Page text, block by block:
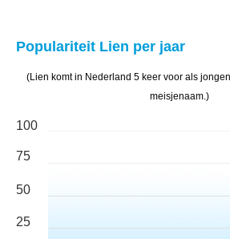
Populariteit Lien per jaar
(Lien komt in Nederland 5 keer voor als
meisjenaam.)
100
75
50
25